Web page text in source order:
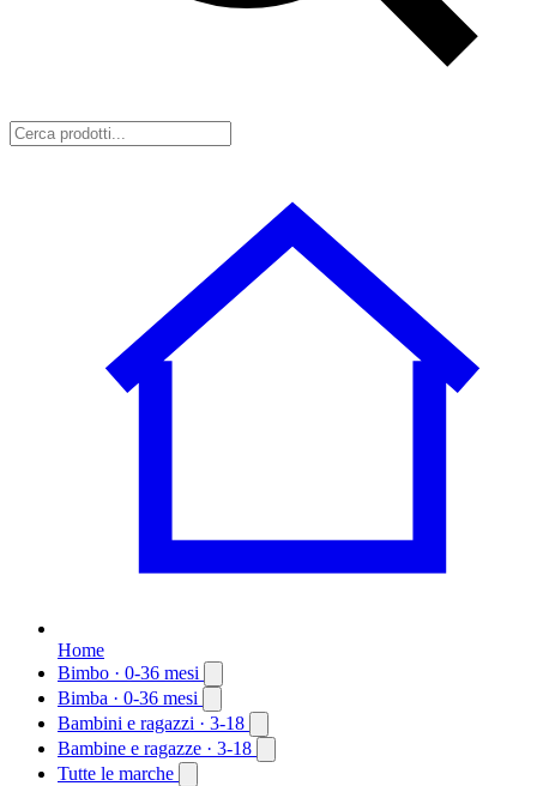
Home
Bimbo · 0-36 mesi
Bimba · 0-36 mesi
Bambini e ragazzi · 3-18
Bambine e ragazze · 3-18
Tutte le marche